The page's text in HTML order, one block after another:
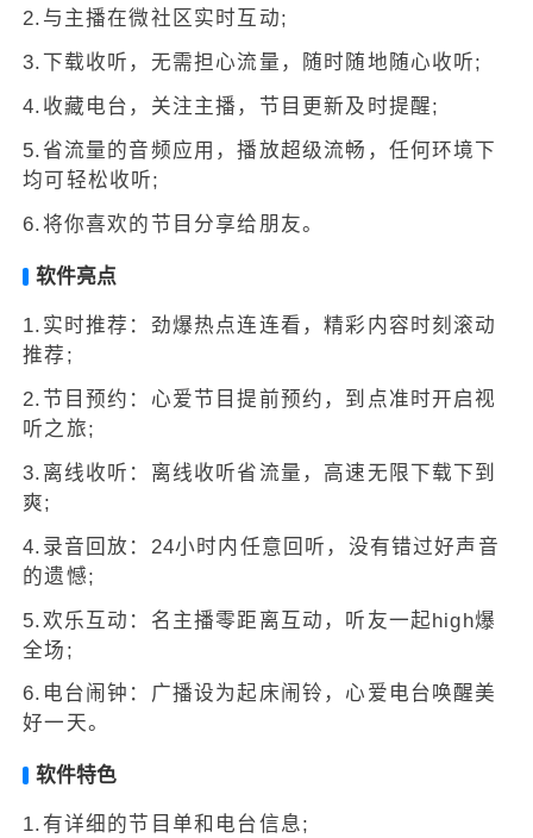
2.与主播在微社区实时互动;
3.下载收听，无需担心流量，随时随地随心收听;
4.收藏电台，关注主播，节目更新及时提醒;
5.省流量的音频应用，播放超级流畅，任何环境下
均可轻松收听;
6.将你喜欢的节目分享给朋友。
软件亮点
1.实时推荐：劲爆热点连连看，精彩内容时刻滚动
推荐;
2.节目预约：心爱节目提前预约，到点准时开启视
听之旅;
3.离线收听：离线收听省流量，高速无限下载下到
爽;
4.录音回放：24小时内任意回听，没有错过好声音
的遗憾;
5.欢乐互动：名主播零距离互动，听友一起high爆
全场;
6.电台闹钟：广播设为起床闹铃，心爱电台唤醒美
好一天。
软件特色
1.有详细的节目单和电台信息;